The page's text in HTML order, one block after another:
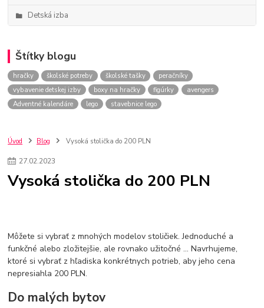
Detská izba
Štítky blogu
hračky školské potreby školské tašky
peračníky
vybavenie detskej izby
boxy na hračky figúrky
avengers
Adventné kalendáre
lego stavebnice lego
Úvod Blog Vysoká stolička do 200 PLN
27.02.2023
Vysoká stolička do 200 PLN
Môžete si vybrať z mnohých modelov stoličiek. Jednoduché a
funkčné alebo zložitejšie, ale rovnako užitočné ... Navrhujeme,
ktoré si vybrať z hľadiska konkrétnych potrieb, aby jeho cena
nepresiahla 200 PLN.
Do malých bytov